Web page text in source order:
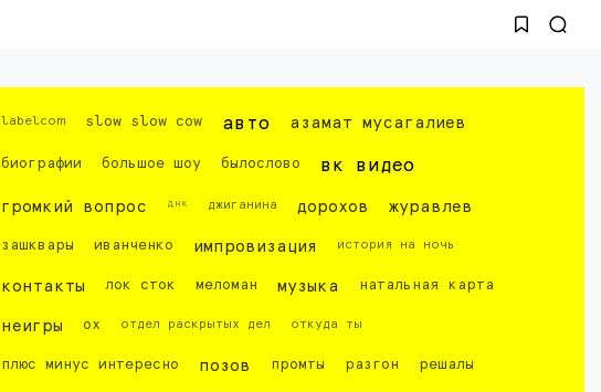
labelcom slow slow cow авто азамат мусагалиев
биографии большое шоу былослово вк видео
громкий вопрос днк джиганина дорохов журавлев
зашквары иванченко импровизация история на ночь
контакты лок сток меломан музыка натальная карта
неигры ох отдел раскрытых дел откуда ты
плюс минус интересно позов промты разгон решалы